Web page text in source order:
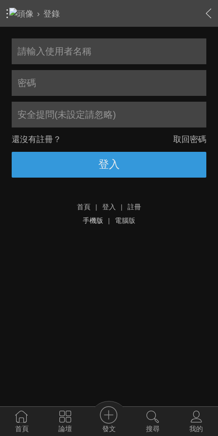
› 登錄
安全提問(未設定請忽略)
還沒有註冊？ 取回密碼
登入
首頁 | 登入 |
註冊
手機版
| 電腦版
首頁 論壇 發文 搜尋 我的